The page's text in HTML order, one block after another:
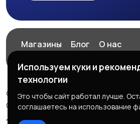
Магазины Блог
О нас
© 2026 ExZz.ru - Маркетплейс
ООО "ЭКЗЗ", ОГРН: 888333777444
Используем куки и
технологии
Это чтобы сайт работал лучше.
соглашаетесь на использование